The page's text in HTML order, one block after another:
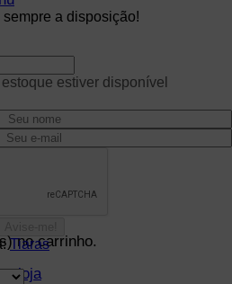
no carrinho.
a loja
a disposição!
estiver disponível
Tiaras